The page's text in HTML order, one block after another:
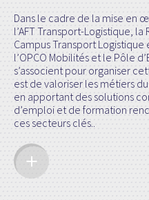
Dans le cadre de la mise en
l’AFT Transport-Logistique,
Campus Transport
l’OPCO Mobilités et le Pôle
s’associent pour organiser
est de valoriser les métiers
en apportant des solutions
d’emploi et de formation
ces secteurs clés..